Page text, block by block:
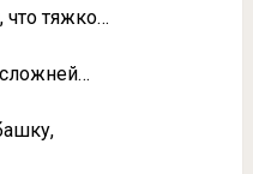
что тяжко…